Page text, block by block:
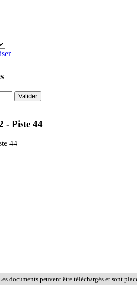
Valider
- Piste 44
44
documents peuvent être téléchargés et sont